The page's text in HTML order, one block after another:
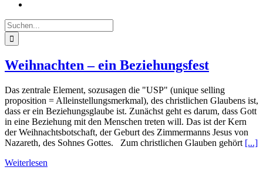
Suche
nach:
Weihnachten – ein Beziehungsfest
Das zentrale Element, sozusagen die "USP" (unique selling
proposition = Alleinstellungsmerkmal), des christlichen Glaubens ist,
dass er ein Beziehungsglaube ist. Zunächst geht es darum, dass Gott
in eine Beziehung mit den Menschen treten will. Das ist der Kern
der Weihnachtsbotschaft, der Geburt des Zimmermanns Jesus von
Nazareth, des Sohnes Gottes. Zum christlichen Glauben gehört [...]
Weiterlesen